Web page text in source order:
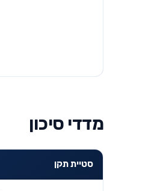
מדדי סיכון
סטיית תקן